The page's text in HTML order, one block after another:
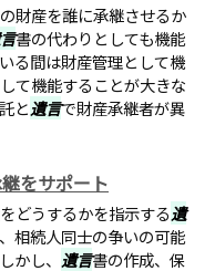
財産を誰に承継させるか
書の代わりとしても機能
る間は財産管理として機
て機能することが大きな
と遺言で財産承継者が異
をサポート
どうするかを指示する遺
相続人同士の争いの可能
かし、 遺言書の作成、保